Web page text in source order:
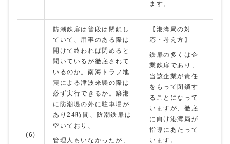
ます。
(6)
防潮鉄扉は普段は閉鎖し
ていて、用事のある際は
開けて終われば閉めると
聞いているが徹底されて
いるのか。南海トラフ地
震による津波来襲の際は
必ず実行できるか。築港
に防潮堤の外に駐車場が
あり24時間、防潮鉄扉は
空いており、
管理人もいなかったが、
【港湾局の対
応・考え方】
鉄扉の多くは企
業鉄扉であり、
当該企業が責任
をもって閉鎖す
ることになって
いますが、徹底
に向け港湾局が
指導にあたって
います。